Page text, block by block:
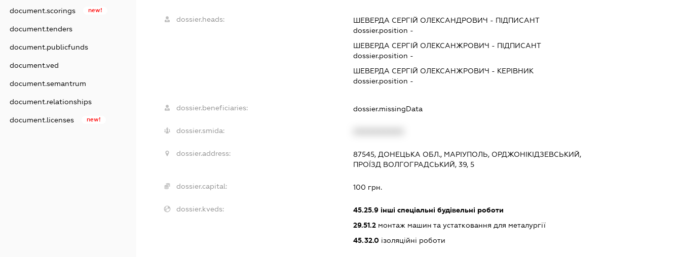
document.scorings new!
document.tenders
document.publicfunds
document.ved
document.semantrum
document.relationships
document.licenses new!
dossier.heads: ШЕВЕРДА СЕРГІЙ ОЛЕКСАНДРОВИЧ - ПІДПИСАНТ
dossier.position -
ШЕВЕРДА СЕРГІЙ ОЛЕКСАНЖРОВИЧ - ПІДПИСАНТ
dossier.position -
ШЕВЕРДА СЕРГІЙ ОЛЕКСАНЖРОВИЧ - КЕРІВНИК
dossier.position -
dossier.beneficiaries: dossier.missingData
dossier.smida:
dossier.address:
87545, ДОНЕЦЬКА ОБЛ., МАРІУПОЛЬ, ОРДЖОНІКІДЗЕВСЬКИЙ,
ПРОЇЗД ВОЛГОГРАДСЬКИЙ, 39, 5
dossier.capital: 100 грн.
dossier.kveds: 45.25.9 інші спеціальні будівельні роботи
29.51.2 монтаж машин та устатковання для металургії
45.32.0 ізоляційні роботи